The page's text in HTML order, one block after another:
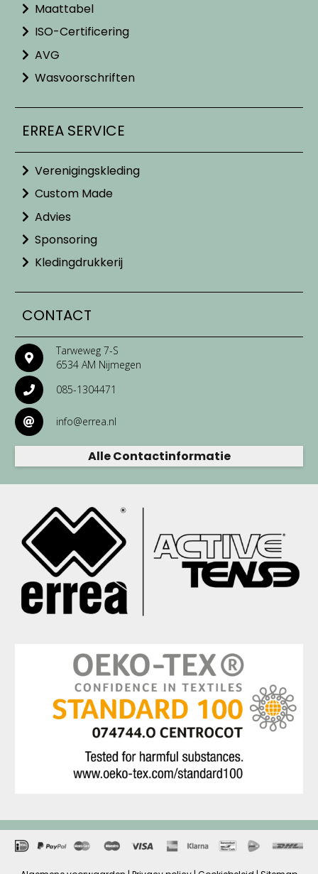
Maattabel
ISO-Certificering
AVG
Wasvoorschriften
ERREA SERVICE
Verenigingskleding
Custom Made
Advies
Sponsoring
Kledingdrukkerij
CONTACT
Tarweweg 7-S
6534 AM Nijmegen
085-1304471
info@errea.nl
Alle Contactinformatie